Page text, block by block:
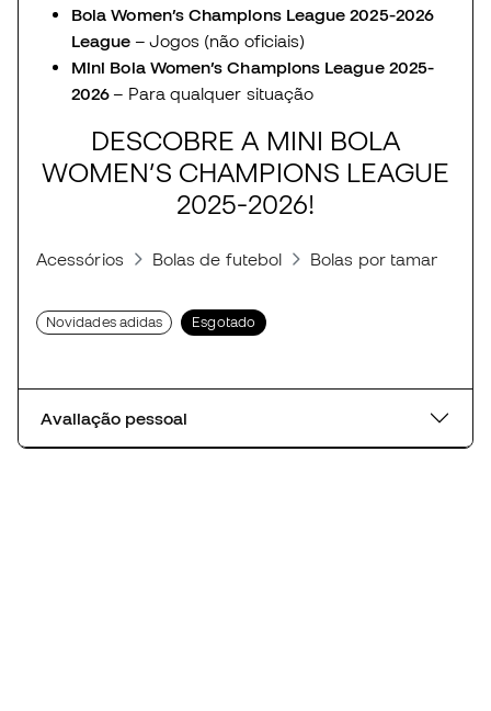
Bola Women’s Champions League 2025-2026
League – Jogos (não oficiais)
Mini Bola Women’s Champions League 2025-
2026 – Para qualquer situação
DESCOBRE A MINI BOLA
WOMEN’S CHAMPIONS LEAGUE
2025-2026!
Acessórios Bolas de futebol Bolas por tamanhos
Novidades adidas Esgotado
Avaliação pessoal